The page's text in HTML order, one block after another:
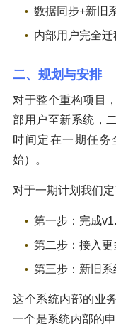
数据同步+新旧
内部用户完全迁
二、规划与安排
对于整个重构项目
部用户至新系统，
时间定在一期任
始）。
对于一期计划我们
第一步：完成
第二步：接入
第三步：新旧
这个系统内部的业
一个是系统内部的